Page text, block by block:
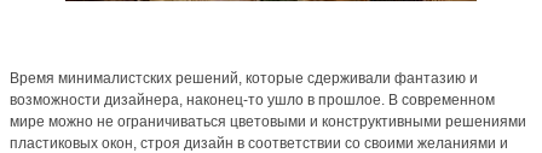
Время минималистских решений, которые сдерживали фантазию и
возможности дизайнера, наконец-то ушло в прошлое. В современном
мире можно не ограничиваться цветовыми и конструктивными решениями
пластиковых окон, строя дизайн в соответствии со своими желаниями и